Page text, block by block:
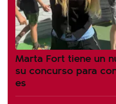
Marta Fort tiene un
su concurso para
es